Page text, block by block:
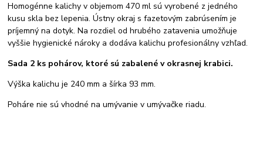
Homogénne kalichy v objemom 470 ml sú vyrobené z jedného
kusu skla bez lepenia. Ústny okraj s fazetovým zabrúsením je
príjemný na dotyk. Na rozdiel od hrubého zatavenia umožňuje
vyššie hygienické nároky a dodáva kalichu profesionálny vzhľad.
Sada 2 ks pohárov, ktoré sú zabalené v okrasnej krabici.
Výška kalichu je 240 mm a šírka 93 mm.
Poháre nie sú vhodné na umývanie v umývačke riadu.